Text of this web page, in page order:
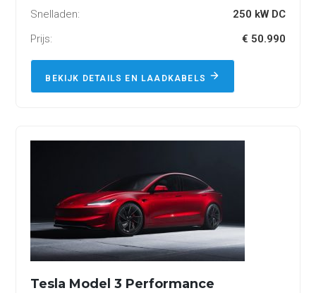
Snelladen:
250 kW DC
Prijs:
€ 50.990
BEKIJK DETAILS EN LAADKABELS
Tesla Model 3 Performance